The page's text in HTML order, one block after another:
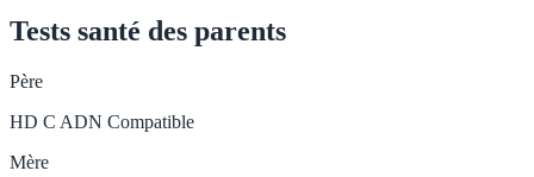
Tests santé des parents
Père
HD C ADN Compatible
Mère